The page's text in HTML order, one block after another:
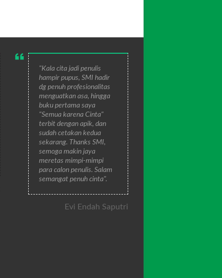
"Kala cita jadi penulis
hampir pupus, SMI hadir
dg penuh profesionalitas
menguatkan asa, hingga
buku pertama saya
"Semua karena Cinta"
terbit dengan apik, dan
sudah cetakan kedua
sekarang. Thanks SMI,
semoga makin jaya
meretas mimpi-mimpi
para calon penulis. Salam
semangat penuh cinta".
Evi Endah Saputri